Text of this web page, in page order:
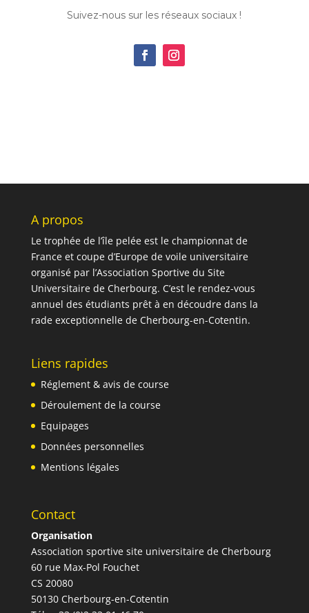
Suivez-nous sur les réseaux sociaux !
A propos
Le trophée de l’île pelée est le championnat de
France et coupe d’Europe de voile universitaire
organisé par l’Association Sportive du Site
Universitaire de Cherbourg. C’est le rendez-vous
annuel des étudiants prêt à en découdre dans la
rade exceptionnelle de Cherbourg-en-Cotentin.
Liens rapides
Réglement & avis de course
Déroulement de la course
Equipages
Données personnelles
Mentions légales
Contact
Organisation
Association sportive site universitaire de Cherbourg
60 rue Max-Pol Fouchet
CS 20080
50130 Cherbourg-en-Cotentin